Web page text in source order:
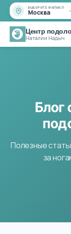
ВЫБЕРИТЕ ФИЛИАЛ
Москва
Центр
Наталии Надыч
Блог
Полезные
за